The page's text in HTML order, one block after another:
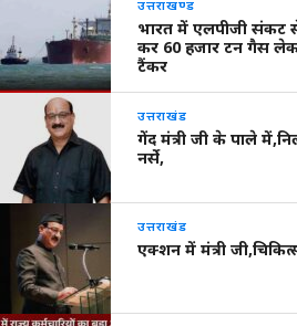
उत्तराखण्ड
भारत में एलपीजी संकट से
कर 60 हजार टन गैस
टैंकर
उत्तराखंड
गेंद मंत्री जी के पाले
नर्से,
उत्तराखंड
एक्शन में मंत्री